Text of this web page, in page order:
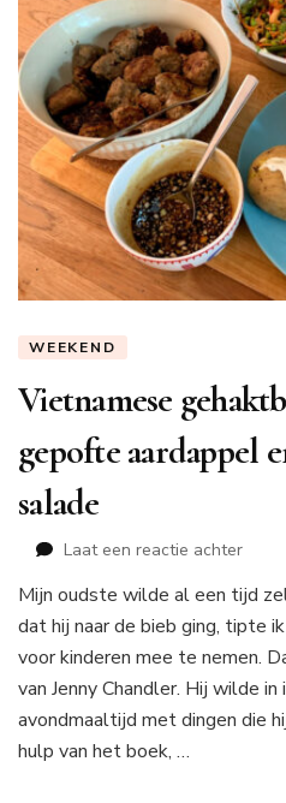
WEEKEND
Vietnamese
gepofte aardappel
salade
Laat een reactie achterop
met
en
een
Mijn oudste wilde al een tijd
dat hij naar de bieb ging, tipte
voor kinderen mee te nemen.
van Jenny Chandler. Hij wilde
avondmaaltijd met dingen die
hulp van het boek, …